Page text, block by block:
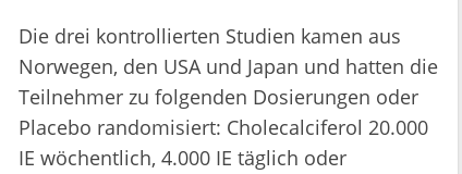
Die drei kontrollierten Studien kamen aus
Norwegen, den USA und Japan und hatten die
Teilnehmer zu folgenden Dosierungen oder
Placebo randomisiert: Cholecalciferol 20.000
IE wöchentlich, 4.000 IE täglich oder